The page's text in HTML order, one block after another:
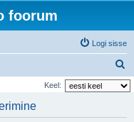
foorum
Logi sisse
t
Keel: